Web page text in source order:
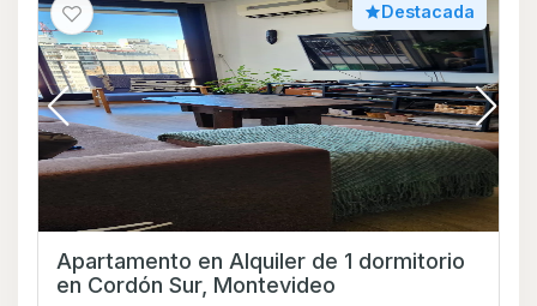
Destacada
Apartamento en Alquiler de 1 dormitorio
en Cordón Sur, Montevideo